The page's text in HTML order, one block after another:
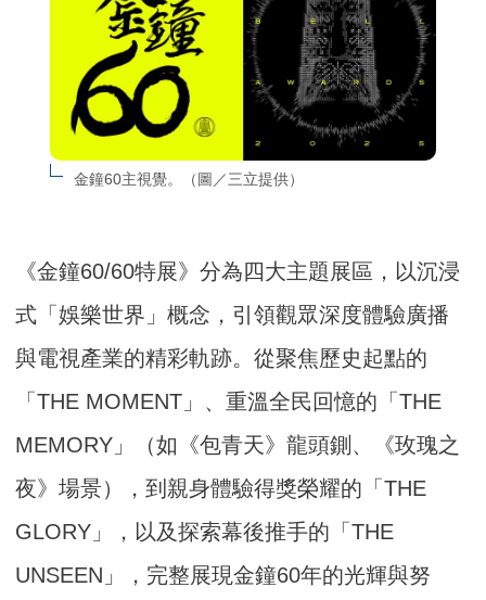
金鐘60主視覺。（圖／三立提供）
《金鐘60/60特展》分為四大主題展區，以沉浸
式「娛樂世界」概念，引領觀眾深度體驗廣播
與電視產業的精彩軌跡。從聚焦歷史起點的
「THE MOMENT」、重溫全民回憶的「THE
MEMORY」（如《包青天》龍頭鍘、《玫瑰之
夜》場景），到親身體驗得獎榮耀的「THE
GLORY」，以及探索幕後推手的「THE
UNSEEN」，完整展現金鐘60年的光輝與努